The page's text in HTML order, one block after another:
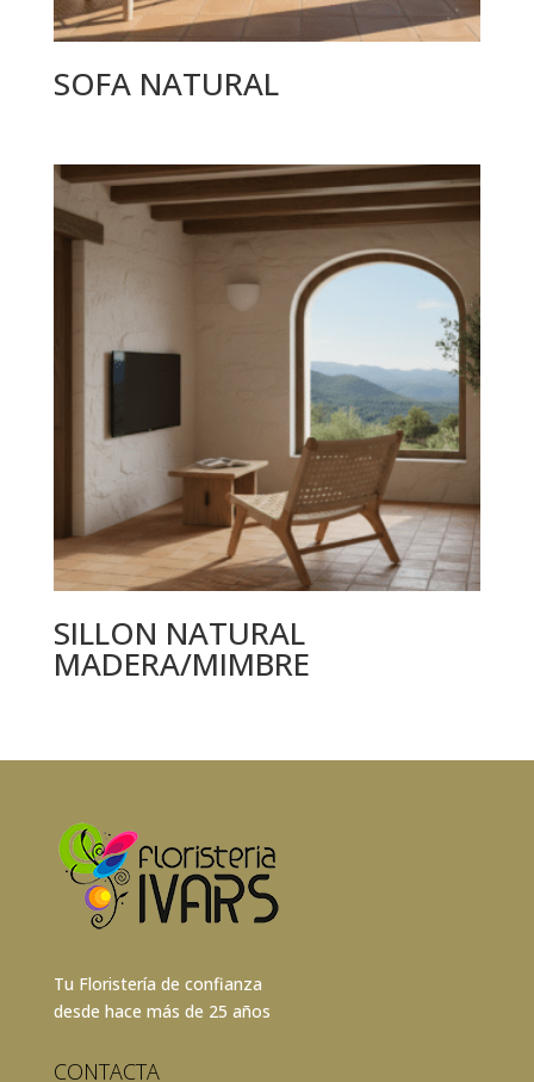
SOFA NATURAL
SILLON NATURAL
MADERA/MIMBRE
Tu Floristería de confianza
desde hace más de 25 años
CONTACTA